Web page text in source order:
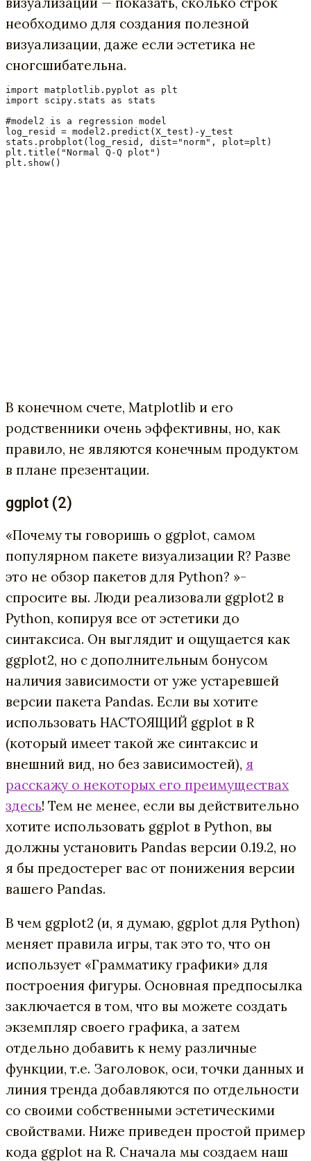
необходимо для создания полезной
визуализации, даже если эстетика не
сногсшибательна.
import matplotlib.pyplot as plt
import scipy.stats as stats
#model2 is a regression model
log_resid = model2.predict(X_test)-y_test
stats.probplot(log_resid, dist="norm", plot=plt)
plt.title("Normal Q-Q plot")
plt.show()
В конечном счете, Matplotlib и его
родственники очень эффективны, но, как
правило, не являются конечным продуктом
в плане презентации.
ggplot (2)
«Почему ты говоришь о ggplot, самом
популярном пакете визуализации R? Разве
это не обзор пакетов для Python? »-
спросите вы. Люди реализовали ggplot2 в
Python, копируя все от эстетики до
синтаксиса. Он выглядит и ощущается как
ggplot2, но с дополнительным бонусом
наличия зависимости от уже устаревшей
версии пакета Pandas. Если вы хотите
использовать НАСТОЯЩИЙ ggplot в R
(который имеет такой же синтаксис и
внешний вид, но без зависимостей), я
расскажу о некоторых его преимуществах
здесь! Тем не менее, если вы действительно
хотите использовать ggplot в Python, вы
должны установить Pandas версии 0.19.2, но
я бы предостерег вас от понижения версии
вашего Pandas.
В чем ggplot2 (и, я думаю, ggplot для Python)
меняет правила игры, так это то, что он
использует «Грамматику графики» для
построения фигуры. Основная предпосылка
заключается в том, что вы можете создать
экземпляр своего графика, а затем
отдельно добавить к нему различные
функции, т.е. Заголовок, оси, точки данных и
линия тренда добавляются по отдельности
со своими собственными эстетическими
свойствами. Ниже приведен простой пример
кода ggplot на R. Сначала мы создаем наш